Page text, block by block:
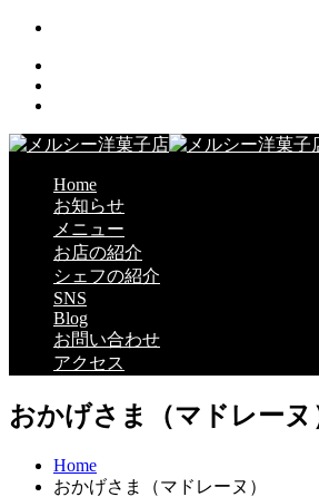
Home
お知らせ
メニュー
お店の紹介
シェフの紹介
SNS
Blog
お問い合わせ
アクセス
おかげさま（マドレーヌ
Home
おかげさま（マドレーヌ）